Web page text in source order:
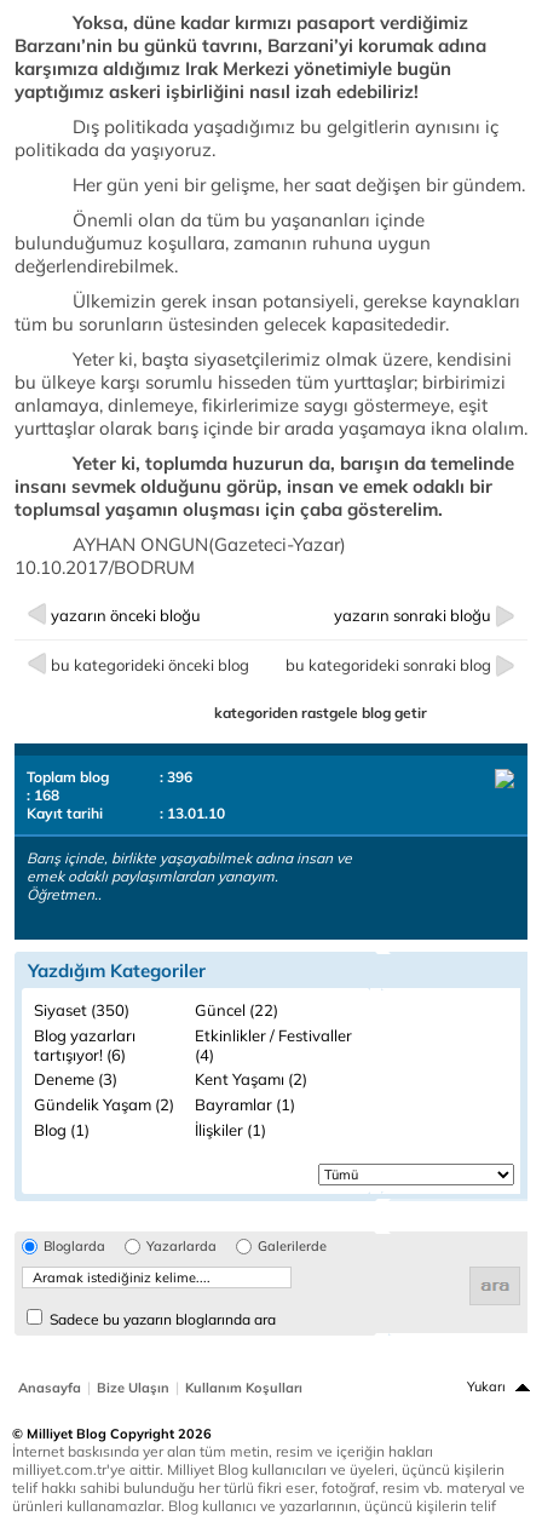
Yoksa, düne kadar kırmızı pasaport verdiğimiz
Barzanı’nin bu günkü tavrını, Barzani’yi korumak adına
karşımıza aldığımız Irak Merkezi yönetimiyle bugün
yaptığımız askeri işbirliğini nasıl izah edebiliriz!
Dış politikada yaşadığımız bu gelgitlerin aynısını iç
politikada da yaşıyoruz.
Her gün yeni bir gelişme, her saat değişen bir gündem.
Önemli olan da tüm bu yaşananları içinde
bulunduğumuz koşullara, zamanın ruhuna uygun
değerlendirebilmek.
Ülkemizin gerek insan potansiyeli, gerekse kaynakları
tüm bu sorunların üstesinden gelecek kapasitededir.
Yeter ki, başta siyasetçilerimiz olmak üzere, kendisini
bu ülkeye karşı sorumlu hisseden tüm yurttaşlar; birbirimizi
anlamaya, dinlemeye, fikirlerimize saygı göstermeye, eşit
yurttaşlar olarak barış içinde bir arada yaşamaya ikna olalım.
Yeter ki, toplumda huzurun da, barışın da temelinde
insanı sevmek olduğunu görüp, insan ve emek odaklı bir
toplumsal yaşamın oluşması için çaba gösterelim.
AYHAN ONGUN(Gazeteci-Yazar)
10.10.2017/BODRUM
yazarın önceki bloğu yazarın sonraki bloğu
bu kategorideki önceki blog bu kategorideki sonraki blog
kategoriden rastgele blog getir
Toplam blog
: 396
: 168
Kayıt tarihi
: 13.01.10
Barış içinde, birlikte yaşayabilmek adına insan ve
emek odaklı paylaşımlardan yanayım.
Öğretmen..
Yazdığım Kategoriler
Siyaset (350)
Güncel (22)
Blog yazarları
tartışıyor! (6)
Etkinlikler / Festivaller
(4)
Deneme (3)
Kent Yaşamı (2)
Gündelik Yaşam (2)
Bayramlar (1)
Blog (1)
İlişkiler (1)
Bloglarda Yazarlarda Galerilerde
Sadece bu yazarın bloglarında ara
Anasayfa | Bize Ulaşın | Kullanım Koşulları Yukarı
© Milliyet Blog Copyright 2026
İnternet baskısında yer alan tüm metin, resim ve içeriğin hakları
milliyet.com.tr'ye aittir. Milliyet Blog kullanıcıları ve üyeleri, üçüncü kişilerin
telif hakkı sahibi bulunduğu her türlü fikri eser, fotoğraf, resim vb. materyal ve
ürünleri kullanamazlar. Blog kullanıcı ve yazarlarının, üçüncü kişilerin telif